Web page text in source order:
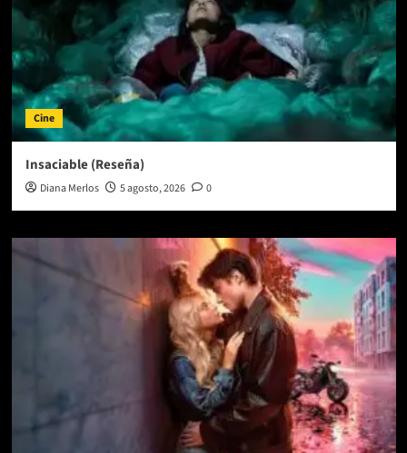
Cine
Insaciable (Reseña)
Diana Merlos 5 agosto, 2026 0